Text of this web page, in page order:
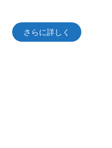
さらに詳しく